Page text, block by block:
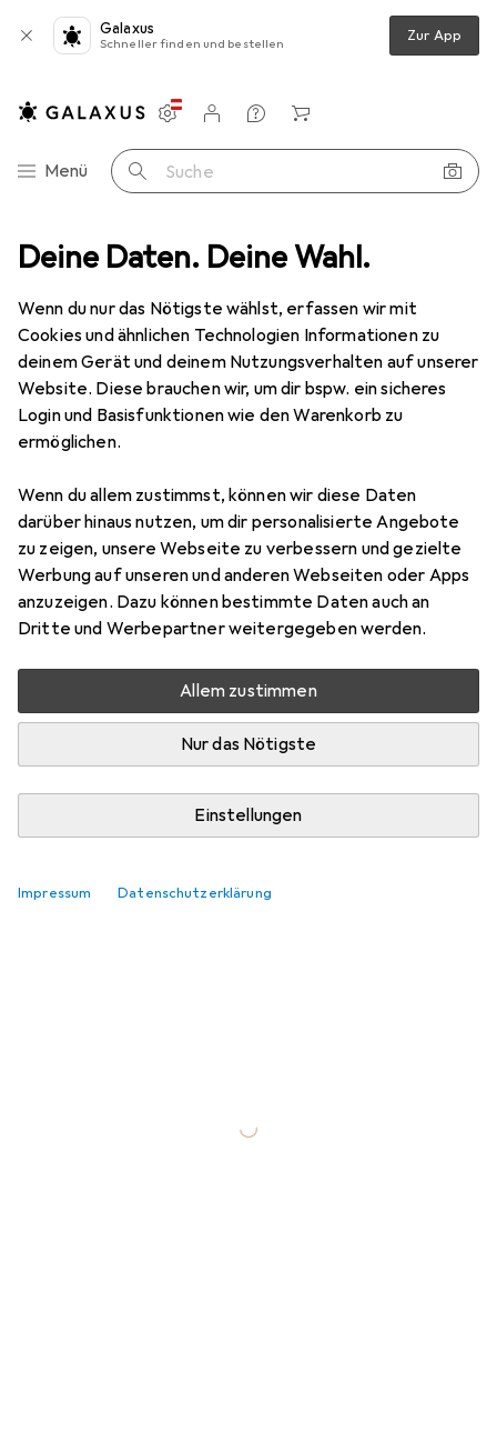
Deine Daten. Deine Wahl.
Wenn du nur das Nötigste wählst, erfassen wir mit
Cookies und ähnlichen Technologien Informationen zu
deinem Gerät und deinem Nutzungsverhalten auf unserer
Website. Diese brauchen wir, um dir bspw. ein sicheres
Login und Basisfunktionen wie den Warenkorb zu
ermöglichen.
Wenn du allem zustimmst, können wir diese Daten
darüber hinaus nutzen, um dir personalisierte Angebote
zu zeigen, unsere Webseite zu verbessern und gezielte
Werbung auf unseren und anderen Webseiten oder Apps
anzuzeigen. Dazu können bestimmte Daten auch an
Dritte und Werbepartner weitergegeben werden.
Allem zustimmen
Nur das Nötigste
Einstellungen
Impressum Datenschutzerklärung
Galaxus
Schneller finden und bestellen Zur App
Navigation nach Kategorien
Menü Suche
Einstellungen
Kundenkonto
Vergleichslisten
Merklisten
Warenkorb
Zubehör Notebook Stromversorgung
Notebook Akku· Laptop Akku
Produkte Forum